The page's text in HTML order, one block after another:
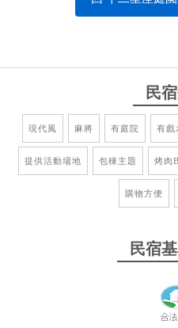
民
現代風 麻將 有庭院 有戲
提供活動場地 包棟主題 烤肉
購物方便
民宿